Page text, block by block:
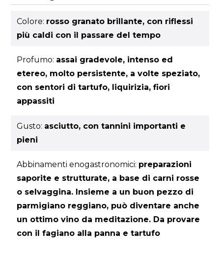
Colore: rosso granato brillante, con riflessi
più caldi con il passare del tempo
Profumo: assai gradevole, intenso ed
etereo, molto persistente, a volte speziato,
con sentori di tartufo, liquirizia, fiori
appassiti
Gusto: asciutto, con tannini importanti e
pieni
Abbinamenti enogastronomici: preparazioni
saporite e strutturate, a base di carni rosse
o selvaggina. Insieme a un buon pezzo di
parmigiano reggiano, può diventare anche
un ottimo vino da meditazione. Da provare
con il fagiano alla panna e tartufo